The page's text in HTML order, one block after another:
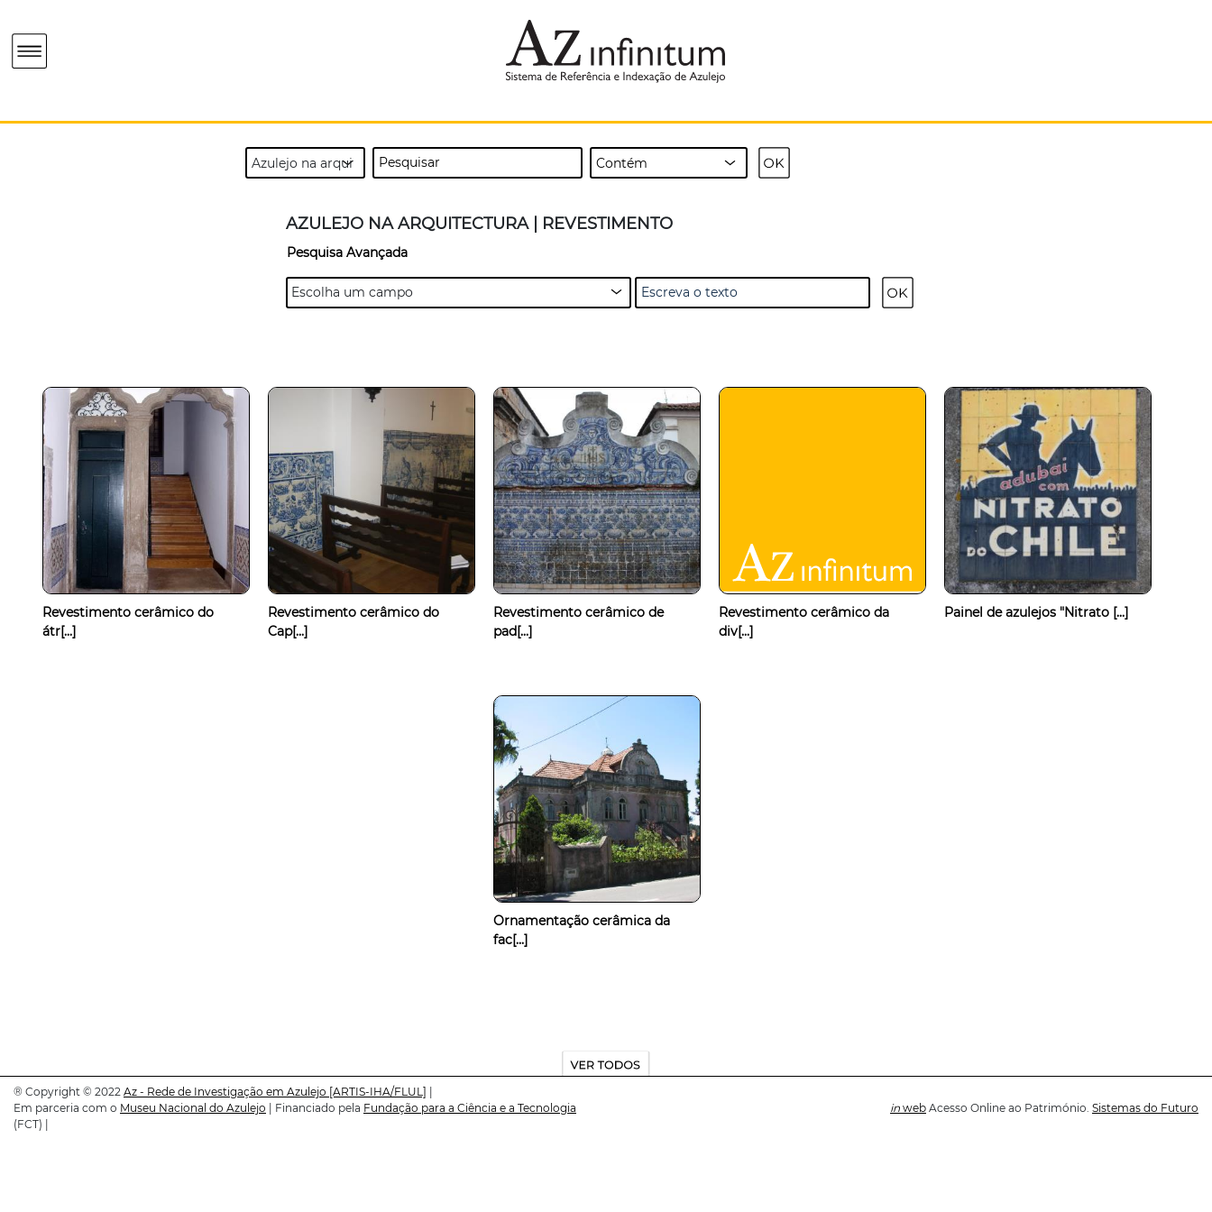
AZULEJO NA ARQUITECTURA | REVESTIMENTO
Pesquisa Avançada
Revestimento cerâmico do
átr[...]
Revestimento cerâmico do
Cap[...]
Revestimento cerâmico de
pad[...]
Revestimento cerâmico da
div[...]
Painel de azulejos "Nitrato [...]
Ornamentação cerâmica da
fac[...]
® Copyright © 2022 Az - Rede de Investigação em Azulejo [ARTIS-IHA/FLUL]
Em parceria com o Museu Nacional do Azulejo | Financiado pela Fundação para a Ciência e a Tecnologia
(FCT) |
in web Acesso Online ao Património. Sistemas do Futuro